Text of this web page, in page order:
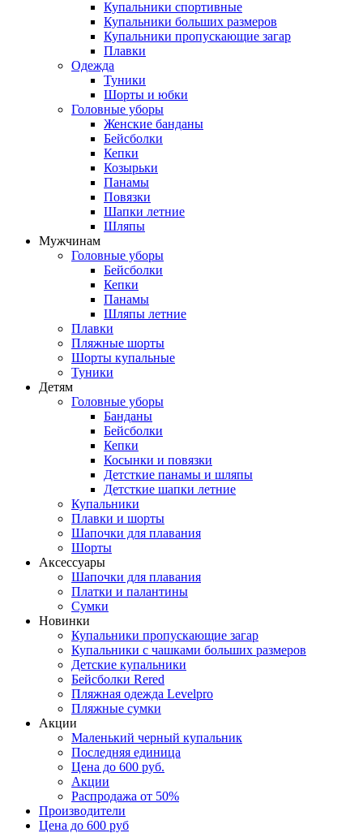
Купальники спортивные
Купальники больших размеров
Купальники пропускающие загар
Плавки
Одежда
Туники
Шорты и юбки
Головные уборы
Женские банданы
Бейсболки
Кепки
Козырьки
Панамы
Повязки
Шапки летние
Шляпы
Мужчинам
Головные уборы
Бейсболки
Кепки
Панамы
Шляпы летние
Плавки
Пляжные шорты
Шорты купальные
Туники
Детям
Головные уборы
Банданы
Бейсболки
Кепки
Косынки и повязки
Детсткие панамы и шляпы
Детсткие шапки летние
Купальники
Плавки и шорты
Шапочки для плавания
Шорты
Аксессуары
Шапочки для плавания
Платки и палантины
Сумки
Новинки
Купальники пропускающие загар
Купальники с чашками больших размеров
Детские купальники
Бейсболки Rered
Пляжная одежда Levelpro
Пляжные сумки
Акции
Маленький черный купальник
Последняя единица
Цена до 600 руб.
Акции
Распродажа от 50%
Производители
Цена до 600 руб